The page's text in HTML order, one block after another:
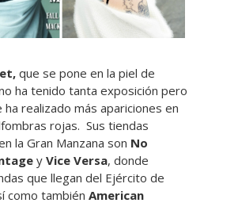
que se pone en la piel de
ha tenido tanta exposición pero
realizado más apariciones en
rojas. Sus tiendas
la Gran Manzana son No
y Vice Versa, donde
que llegan del Ejército de
como también American